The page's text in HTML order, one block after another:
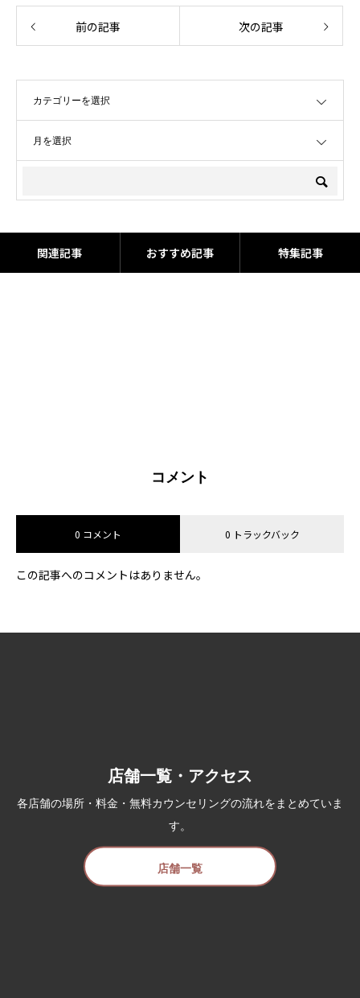
前の記事 次の記事
OPEN
OPEN
関連記事 おすすめ記事 特集記事
コメント
0 コメント 0 トラックバック
この記事へのコメントはありません。
店舗一覧・アクセス
各店舗の場所・料金・無料カウンセリングの流れをまとめていま
す。
店舗一覧